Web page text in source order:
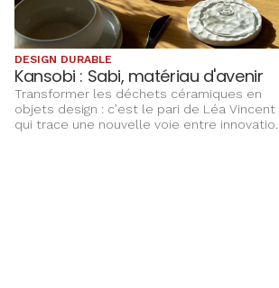
DESIGN DURABLE
Kansobi : Sabi, matériau d'avenir
Transformer les déchets céramiques en
objets design : c’est le pari de Léa Vincent
qui trace une nouvelle voie entre innovation,